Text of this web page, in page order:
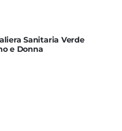
Sanitaria Verde
e Donna